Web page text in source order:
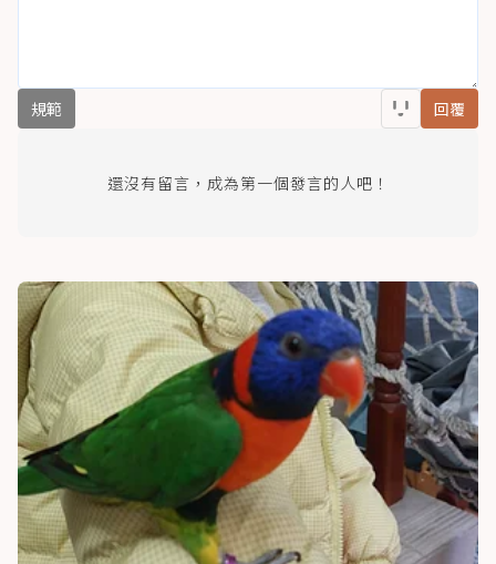
規範 回覆
還沒有留言，成為第一個發言的人吧！